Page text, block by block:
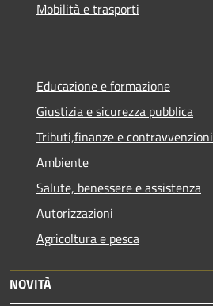
Mobilità e trasporti
Educazione e formazione
Giustizia e sicurezza pubblica
Tributi,finanze e contravvenzioni
Ambiente
Salute, benessere e assistenza
Autorizzazioni
Agricoltura e pesca
NOVITÀ